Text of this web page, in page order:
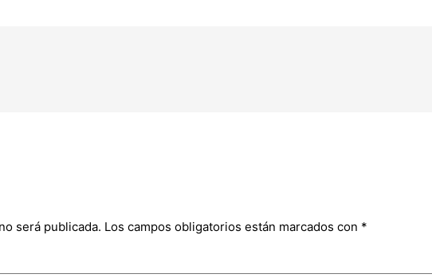
será publicada. Los campos obligatorios están marcados con *